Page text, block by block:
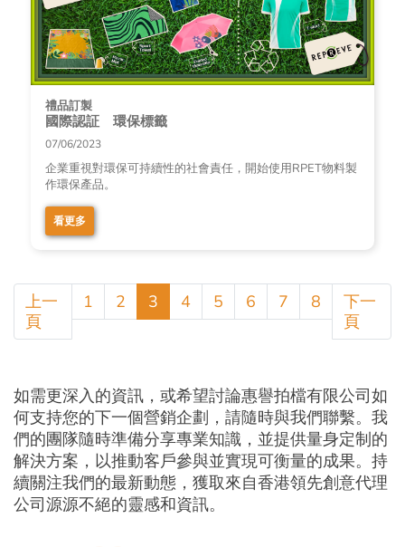
禮品訂製
國際認証 環保標籤
07/06/2023
企業重視對環保可持續性的社會責任，開始使用RPET物料製
作環保產品。
看更多
上一
頁
1 2 3 4 5 6 7 8
下一
頁
如需更深入的資訊，或希望討論惠譽拍檔有限公司如
何支持您的下一個營銷企劃，請隨時與我們聯繫。我
們的團隊隨時準備分享專業知識，並提供量身定制的
解決方案，以推動客戶參與並實現可衡量的成果。持
續關注我們的最新動態，獲取來自香港領先創意代理
公司源源不絕的靈感和資訊。